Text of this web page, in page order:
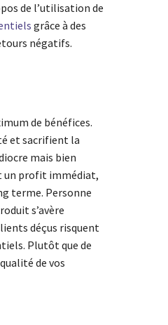
de l’utilisation de
grâce à des
négatifs.
de bénéfices.
et sacrifient la
mais bien
un profit immédiat,
terme. Personne
s’avère
déçus risquent
Plutôt que de
de vos